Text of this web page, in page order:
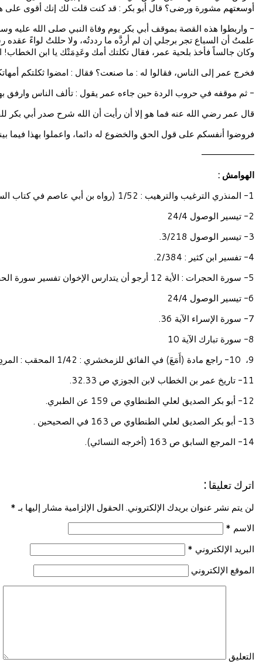
أوسعتهم مشورة ورضى؟ قال أبو بكر : قد كنت قلت لك إنك أقوى على هذا
- واربطوا هذه القصة بموقف أبي بكر يوم وفاة النبي صلى الله عليه
علمتُ أن السباع تجر برجلي إن لم أردَّه ما رددتُه، ولا حللتُ لواءً
وكان جالساً فأخذ بلحية عمر، فقال تكلتك أمك وعَدِمَتْك يا ابن
فخرج عمر إلى الناس، فقالوا له : ما صنعت؟ فقال : امضوا ثكلتكم
- ثم موقفه في حروب الردة حين جاءه عمر يقول : تألف الناس وارفق بهم
قال عمر رضي الله عنه فما هو إلا أن رأيت أن الله شرح صدر أبي بكر
فروضوا أنفسكم على قول الحق والخضوع له دائما، واعملوا بهذا فيما
—————————
الهوامش :
1- المنذري الترغيب والترهيب : 1/52 (رواه بن أبي عاصم في كتاب السنة عن العرباض بن سارية).
2- تيسير الوصول 24/4
3- تيسير الوصول 3/218.
4- تفسير ابن كثير : 2/384.
5- سورة الحجرات : الأية 12 أرجو أن يتدارس الإخوان تفسير سورة الحجرات من تفسير ابن كثير
6- تيسير الوصول 24/4
7- سورة الإسراء الآية 36.
8- سورة تبارك الآية 10
9، 10- راجع مادة (أَمَعَ) في الفائق للزمخشري : 1/42 المحقب : المردِفُهُ.
11- تاريخ عمر بن الخطاب لابن الجوزي ص 32.33.
12- أبو بكر الصديق لعلي الطنطاوي ص 159 عن الطبري.
13- أبو بكر الصديق لعلي الطنطاوي ص 163 في الصحيحين .
14- المرجع السابق ص 163 (أخرجه النسائي).
اترك تعليقا :
لن يتم نشر عنوان بريدك الإلكتروني. الحقول الإلزامية مشار إليها بـ*
الاسم *
البريد الإلكتروني *
الموقع الإلكتروني
التعليق